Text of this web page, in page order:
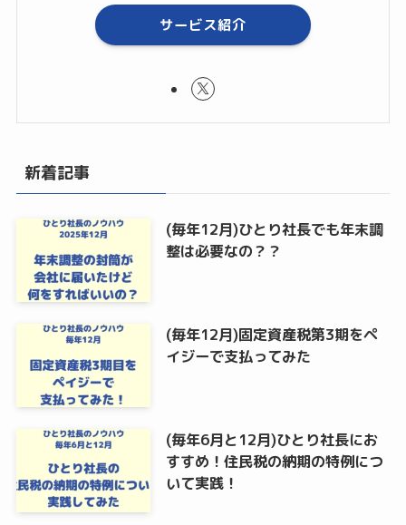
サービス紹介
新着記事
(毎年12月)ひとり社長でも年末調
整は必要なの？？
(毎年12月)固定資産税第3期をペ
イジーで支払ってみた
(毎年6月と12月)ひとり社長にお
すすめ！住民税の納期の特例につ
いて実践！